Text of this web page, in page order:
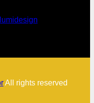
All rights reserved